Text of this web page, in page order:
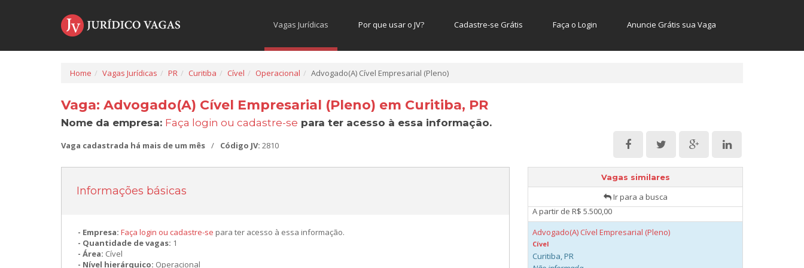
Vagas Jurídicas Por que usar o JV? Cadastre-se Grátis Faça o Login Anuncie Grátis sua Vaga
Home Vagas Jurídicas PR Curitiba Cível Operacional Advogado(A) Cível Empresarial (Pleno)
Vaga: Advogado(A) Cível Empresarial (Pleno) em Curitiba, PR
Nome da empresa: Faça login ou cadastre-se para ter acesso à essa informação.
Vaga cadastrada há mais de um mês / Código JV: 2810
Informações básicas
Empresa: Faça login ou cadastre-se para ter acesso à essa informação.
Quantidade de vagas: 1
Área: Cível
Nível hierárquico: Operacional
Vagas similares
Ir para a busca
Assistente Jurídico
Curitiba, PR
Curitiba, PR
A partir de R$ 5.500,00
Advogado(A) Cível Empresarial (Pleno)
Cível
Curitiba, PR